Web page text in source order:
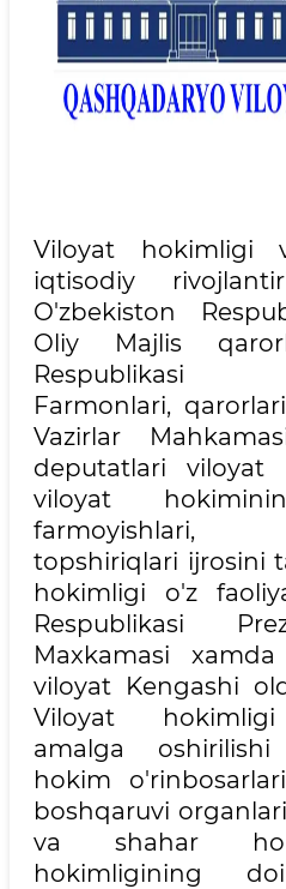
Viloyat hokimligi
iqtisodiy
O'zbekiston
Oliy Majlis
Respublikasi
Farmonlari,
Vazirlar
deputatlari viloyat
viloyat
farmoyishlari,
topshiriqlari ijrosini
hokimligi o'z
Respublikasi
Maxkamasi
viloyat Kengashi
Viloyat hokimligi
amalga
hokim
boshqaruvi
va shahar
hokimligining